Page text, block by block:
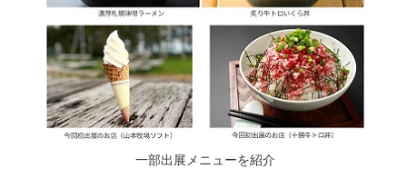
一部出展メニューを紹介